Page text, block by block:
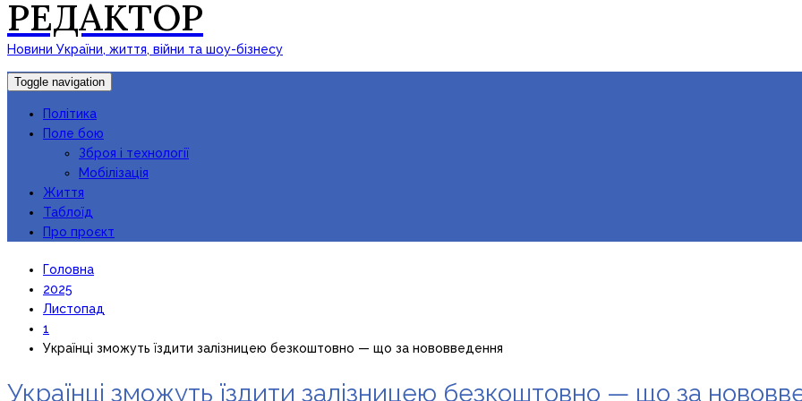
РЕДАКТОР
Новини України, життя, війни та шоу-бізнесу
Toggle navigation
Політика
Поле бою
Зброя і технології
Мобілізація
Життя
Таблоїд
Про проєкт
Головна
2025
Листопад
1
Українці зможуть їздити залізницею безкоштовно — що за нововведення
Українці зможуть їздити залізницею безкоштовно — що за